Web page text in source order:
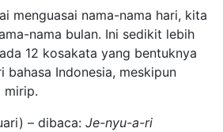
menguasai nama-nama hari, kita
nama bulan. Ini sedikit lebih
12 kosakata yang bentuknya
bahasa Indonesia, meskipun
mirip.
– dibaca: Je-nyu-a-ri